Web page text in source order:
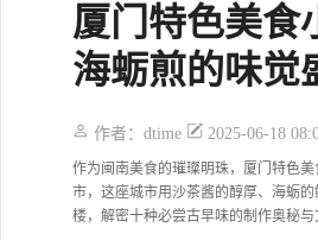
厦门特色美食
海蛎煎的味觉
作者：dtime 2025-06-18
作为闽南美食的璀璨明珠，厦门特色
市，这座城市用沙茶酱的醇厚、海蛎
楼，解密十种必尝古早味的制作奥秘